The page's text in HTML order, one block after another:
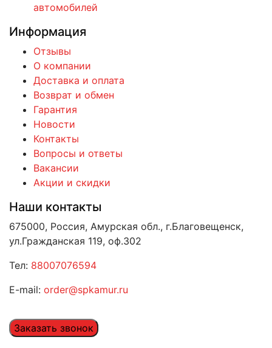
автомобилей
Информация
Отзывы
О компании
Доставка и оплата
Возврат и обмен
Гарантия
Новости
Контакты
Вопросы и ответы
Вакансии
Акции и скидки
Наши контакты
675000, Россия, Амурская обл., г.Благовещенск,
ул.Гражданская 119, оф.302
Тел: 88007076594
E-mail: order@spkamur.ru
Заказать звонок